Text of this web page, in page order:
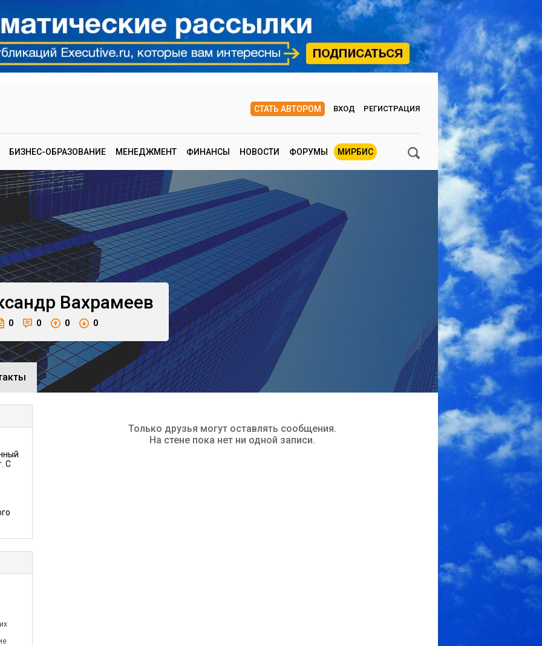
СТАТЬ АВТОРОМ ВХОД РЕГИСТРАЦИЯ
БИЗНЕС-ОБРАЗОВАНИЕ МЕНЕДЖМЕНТ ФИНАНСЫ НОВОСТИ ФОРУМЫ МИРБИС
Вахрамеев
0 0 0 0
С
Только друзья могут оставлять сообщения.
На стене пока нет ни одной записи.